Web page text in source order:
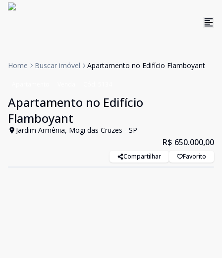
Home Buscar imóvel Apartamento no Edifício Flamboyant
Apartamento no Edifício
Flamboyant
Jardim Armênia, Mogi das Cruzes - SP
R$ 650.000,00
Compartilhar Favorito